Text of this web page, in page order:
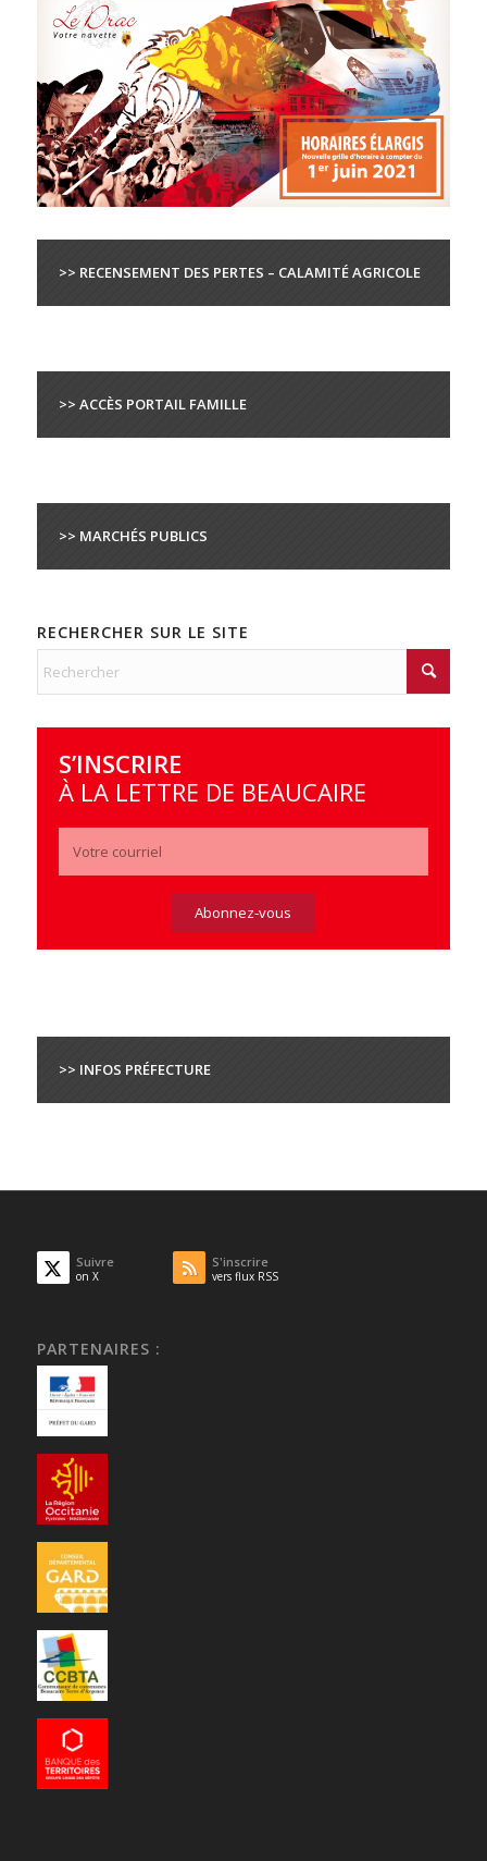
>> RECENSEMENT DES PERTES – CALAMITÉ AGRICOLE
>> ACCÈS PORTAIL FAMILLE
>> MARCHÉS PUBLICS
RECHERCHER SUR LE SITE
S’INSCRIRE
À LA LETTRE DE BEAUCAIRE
>> INFOS PRÉFECTURE
Suivre
on X
S'inscrire
vers flux RSS
PARTENAIRES :